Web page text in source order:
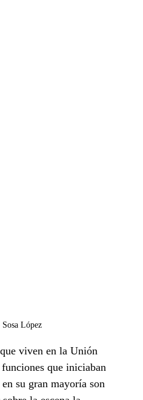
López
viven en la Unión
que iniciaban
su gran mayoría son